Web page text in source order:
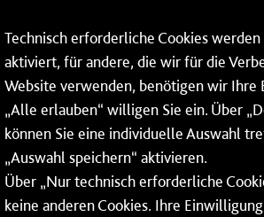
Rheinallee 41
55118 Mainz
Tel.:06131 - 12 78 78
Fax: 06131 - 12 78 77
Technisch erforderliche Cookies
aktiviert, für andere, die wir für die
Website verwenden, benötigen wir Ihre
„Alle erlauben“ willigen Sie ein. Über
können Sie eine individuelle Auswahl
„Auswahl speichern“ aktivieren.
Über „Nur technisch erforderliche
keine anderen Cookies. Ihre